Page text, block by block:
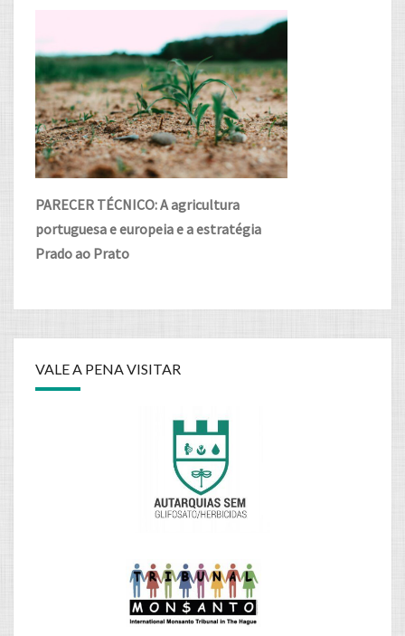
PARECER TÉCNICO: A agricultura
portuguesa e europeia e a estratégia
Prado ao Prato
VALE A PENA VISITAR